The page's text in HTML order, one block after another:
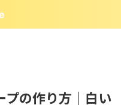
プの作り方｜白い